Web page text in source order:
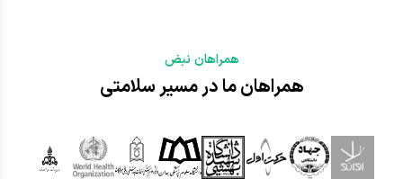
همراهان نبض
همراهان ما در مسیر سلامتی